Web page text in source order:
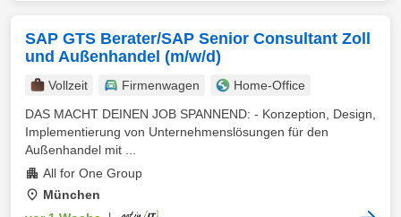
SAP GTS Berater/SAP Senior Consultant Zoll
und Außenhandel (m/w/d)
Vollzeit Firmenwagen
Home-Office
DAS MACHT DEINEN JOB SPANNEND: - Konzeption, Design,
Implementierung von Unternehmenslösungen für den
Außenhandel mit ...
All for One Group
München